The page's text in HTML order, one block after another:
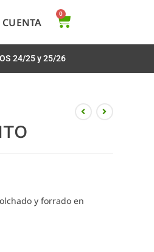
0
24/25 y 25/26
y forrado en